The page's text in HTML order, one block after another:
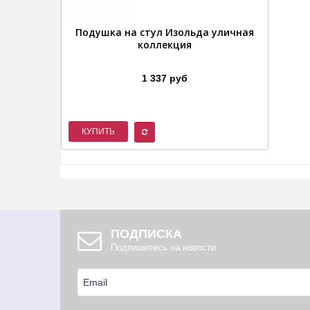
Подушка на стул Изольда уличная
коллекция
1 337 руб
КУПИТЬ
ПОДПИСКА
Подпишитесь на новости